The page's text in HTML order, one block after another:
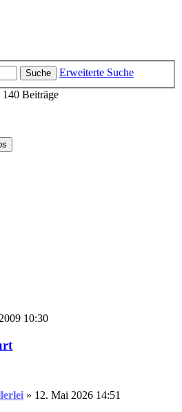
Suche
Erweiterte Suche
140 Beiträge
10:30
» 12. Mai 2026 14:51